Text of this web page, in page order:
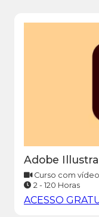
Adobe
Curso com vídeo
2 - 120 Horas
ACESSO